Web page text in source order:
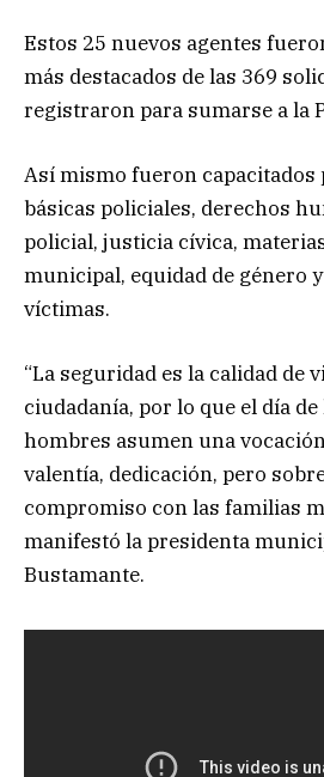
Estos 25 nuevos agentes
más destacados de las 369
registraron para sumarse a la
Así mismo fueron capacitados
básicas policiales, derechos
policial, justicia cívica,
municipal, equidad de género
víctimas.
“La seguridad es la calidad de
ciudadanía, por lo que el día
hombres asumen una
valentía, dedicación, pero
compromiso con las familias
manifestó la presidenta
Bustamante.